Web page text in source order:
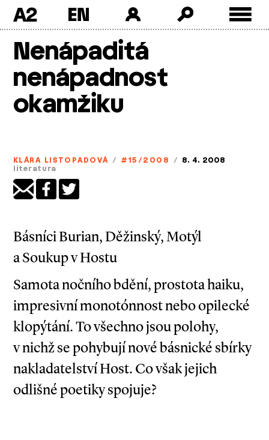
A2
Nenápaditá
nenápadnost
okamžiku
KLÁRA LISTOPADOVÁ / #15/2008 / 8. 4. 2008
literatura
Básníci Burian, Děžinský, Motýl
a Soukup v Hostu
Samota nočního bdění, prostota haiku,
impresivní monotónnost nebo opilecké
klopýtání. To všechno jsou polohy,
v nichž se pohybují nové básnické sbírky
nakladatelství Host. Co však jejich
odlišné poetiky spojuje?